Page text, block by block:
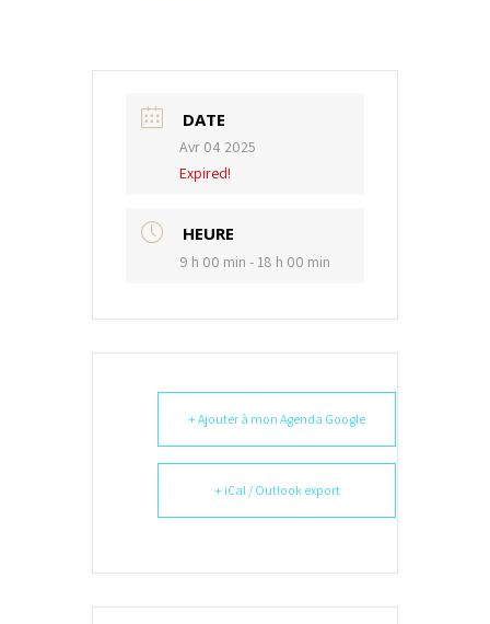
DATE
Avr 04 2025
Expired!
HEURE
9 h 00 min - 18 h 00 min
+ Ajouter à mon Agenda Google
+ iCal / Outlook export